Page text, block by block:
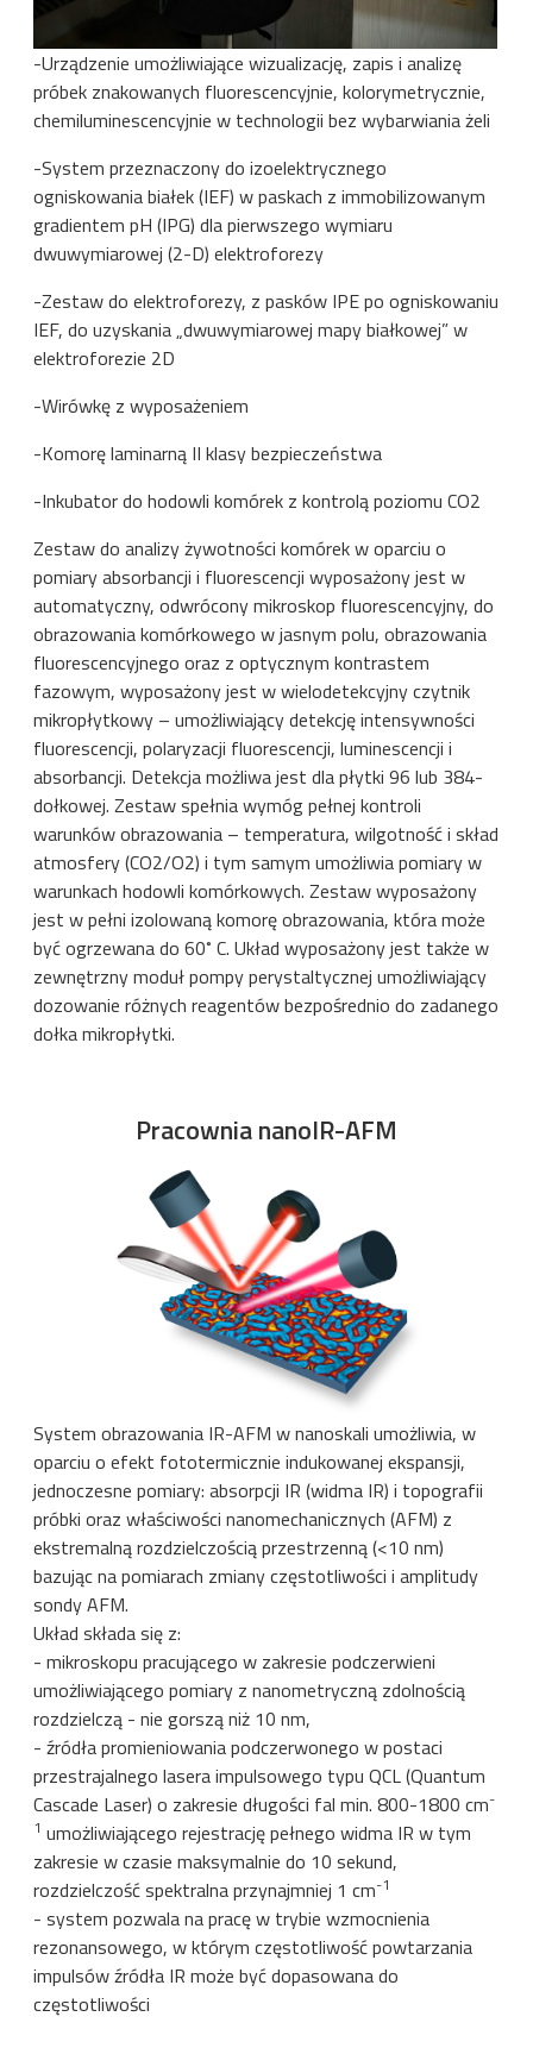
-Urządzenie umożliwiające wizualizację, zapis i analizę
próbek znakowanych fluorescencyjnie, kolorymetrycznie,
chemiluminescencyjnie w technologii bez wybarwiania żeli
-System przeznaczony do izoelektrycznego
ogniskowania białek (IEF) w paskach z immobilizowanym
gradientem pH (IPG) dla pierwszego wymiaru
dwuwymiarowej (2-D) elektroforezy
-Zestaw do elektroforezy, z pasków IPE po ogniskowaniu
IEF, do uzyskania „dwuwymiarowej mapy białkowej” w
elektroforezie 2D
-Wirówkę z wyposażeniem
-Komorę laminarną II klasy bezpieczeństwa
-Inkubator do hodowli komórek z kontrolą poziomu CO2
Zestaw do analizy żywotności komórek w oparciu o
pomiary absorbancji i fluorescencji wyposażony jest w
automatyczny, odwrócony mikroskop fluorescencyjny, do
obrazowania komórkowego w jasnym polu, obrazowania
fluorescencyjnego oraz z optycznym kontrastem
fazowym, wyposażony jest w wielodetekcyjny czytnik
mikropłytkowy – umożliwiający detekcję intensywności
fluorescencji, polaryzacji fluorescencji, luminescencji i
absorbancji. Detekcja możliwa jest dla płytki 96 lub 384-
dołkowej. Zestaw spełnia wymóg pełnej kontroli
warunków obrazowania – temperatura, wilgotność i skład
atmosfery (CO2/O2) i tym samym umożliwia pomiary w
warunkach hodowli komórkowych. Zestaw wyposażony
jest w pełni izolowaną komorę obrazowania, która może
być ogrzewana do 60˚ C. Układ wyposażony jest także w
zewnętrzny moduł pompy perystaltycznej umożliwiający
dozowanie różnych reagentów bezpośrednio do zadanego
dołka mikropłytki.
Pracownia nanoIR-AFM
System obrazowania IR-AFM w nanoskali umożliwia, w
oparciu o efekt fototermicznie indukowanej ekspansji,
jednoczesne pomiary: absorpcji IR (widma IR) i topografii
próbki oraz właściwości nanomechanicznych (AFM) z
ekstremalną rozdzielczością przestrzenną (<10 nm)
bazując na pomiarach zmiany częstotliwości i amplitudy
sondy AFM.
Układ składa się z:
- mikroskopu pracującego w zakresie podczerwieni
umożliwiającego pomiary z nanometryczną zdolnością
rozdzielczą - nie gorszą niż 10 nm,
- źródła promieniowania podczerwonego w postaci
przestrajalnego lasera impulsowego typu QCL (Quantum
Cascade Laser) o zakresie długości fal min. 800-1800 cm-
1 umożliwiającego rejestrację pełnego widma IR w tym
zakresie w czasie maksymalnie do 10 sekund,
rozdzielczość spektralna przynajmniej 1 cm-1
- system pozwala na pracę w trybie wzmocnienia
rezonansowego, w którym częstotliwość powtarzania
impulsów źródła IR może być dopasowana do
częstotliwości